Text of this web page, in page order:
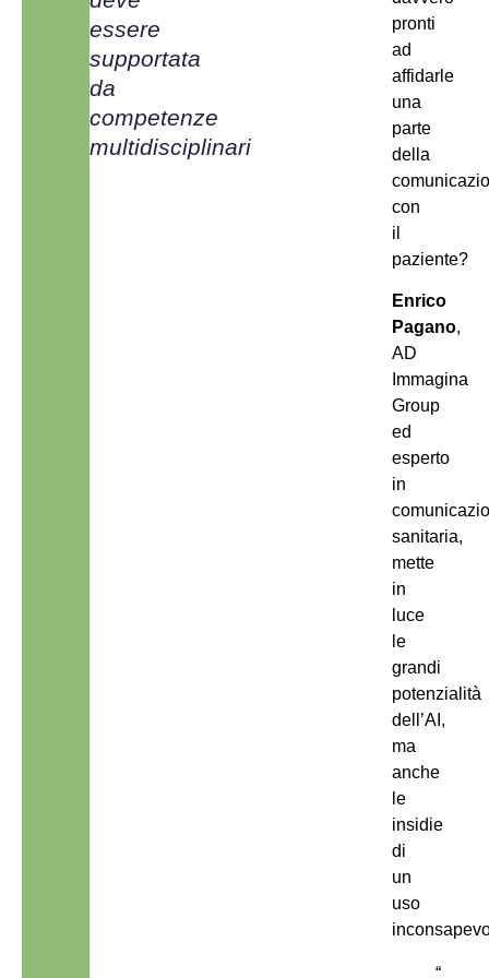
essere
supportata
da
competenze
multidisciplinari
pronti
ad
affidarle
una
parte
della
con
il
paziente?
Enrico
Pagano,
AD
Immagina
Group
ed
esperto
in
sanitaria,
mette
in
luce
le
grandi
potenzialità
dell’AI,
ma
anche
le
insidie
di
un
uso
“